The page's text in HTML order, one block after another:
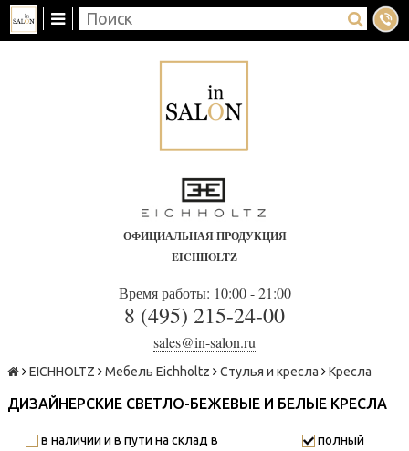
ОФИЦИАЛЬНАЯ ПРОДУКЦИЯ
EICHHOLTZ
Время работы: 10:00 - 21:00
8 (495) 215-24-00
sales@in-salon.ru
EICHHOLTZ Мебель Eichholtz Стулья и кресла Кресла
ДИЗАЙНЕРСКИЕ СВЕТЛО-БЕЖЕВЫЕ И БЕЛЫЕ КРЕСЛА
в наличии и в пути на склад в
полный